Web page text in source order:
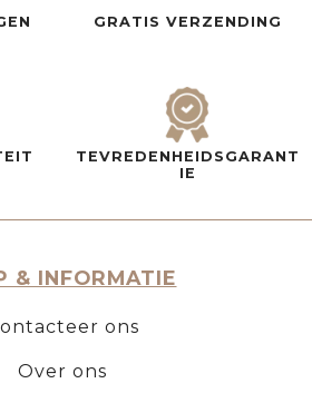
GRATIS VERZENDING
TEVREDENHEIDSGARANT
IE
& INFORMATIE
ons
Over ons